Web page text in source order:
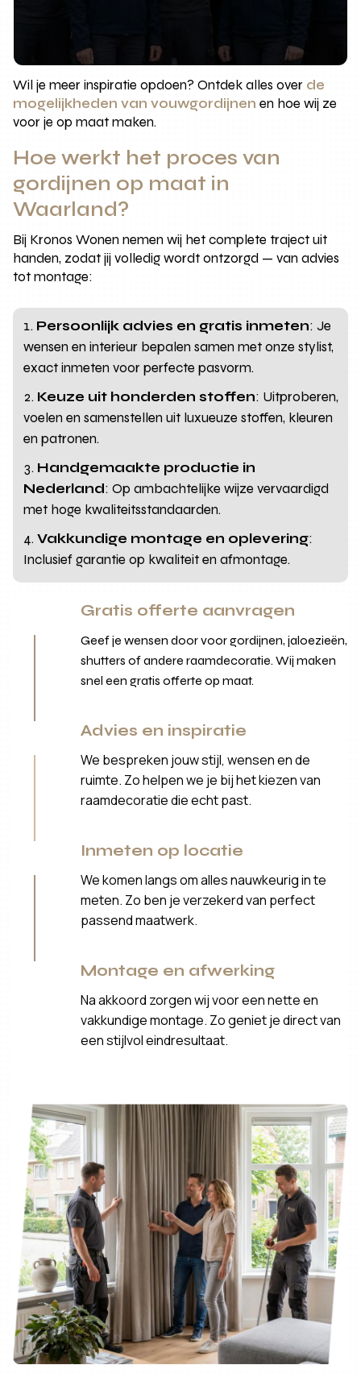
Wil je meer inspiratie opdoen? Ontdek alles over de
mogelijkheden van vouwgordijnen en hoe wij ze
voor je op maat maken.
Hoe werkt het proces van
gordijnen op maat in
Waarland?
Bij Kronos Wonen nemen wij het complete traject uit
handen, zodat jij volledig wordt ontzorgd — van advies
tot montage:
Persoonlijk advies en gratis inmeten: Je
wensen en interieur bepalen samen met onze stylist,
exact inmeten voor perfecte pasvorm.
Keuze uit honderden stoffen: Uitproberen,
voelen en samenstellen uit luxueuze stoffen, kleuren
en patronen.
Handgemaakte productie in
Nederland: Op ambachtelijke wijze vervaardigd
met hoge kwaliteitsstandaarden.
Vakkundige montage en oplevering:
Inclusief garantie op kwaliteit en afmontage.
Gratis offerte aanvragen
Geef je wensen door voor gordijnen, jaloezieën,
shutters of andere raamdecoratie. Wij maken
snel een gratis offerte op maat.
Advies en inspiratie
We bespreken jouw stijl, wensen en de
ruimte. Zo helpen we je bij het kiezen van
raamdecoratie die echt past.
Inmeten op locatie
We komen langs om alles nauwkeurig in te
meten. Zo ben je verzekerd van perfect
passend maatwerk.
Montage en afwerking
Na akkoord zorgen wij voor een nette en
vakkundige montage. Zo geniet je direct van
een stijlvol eindresultaat.